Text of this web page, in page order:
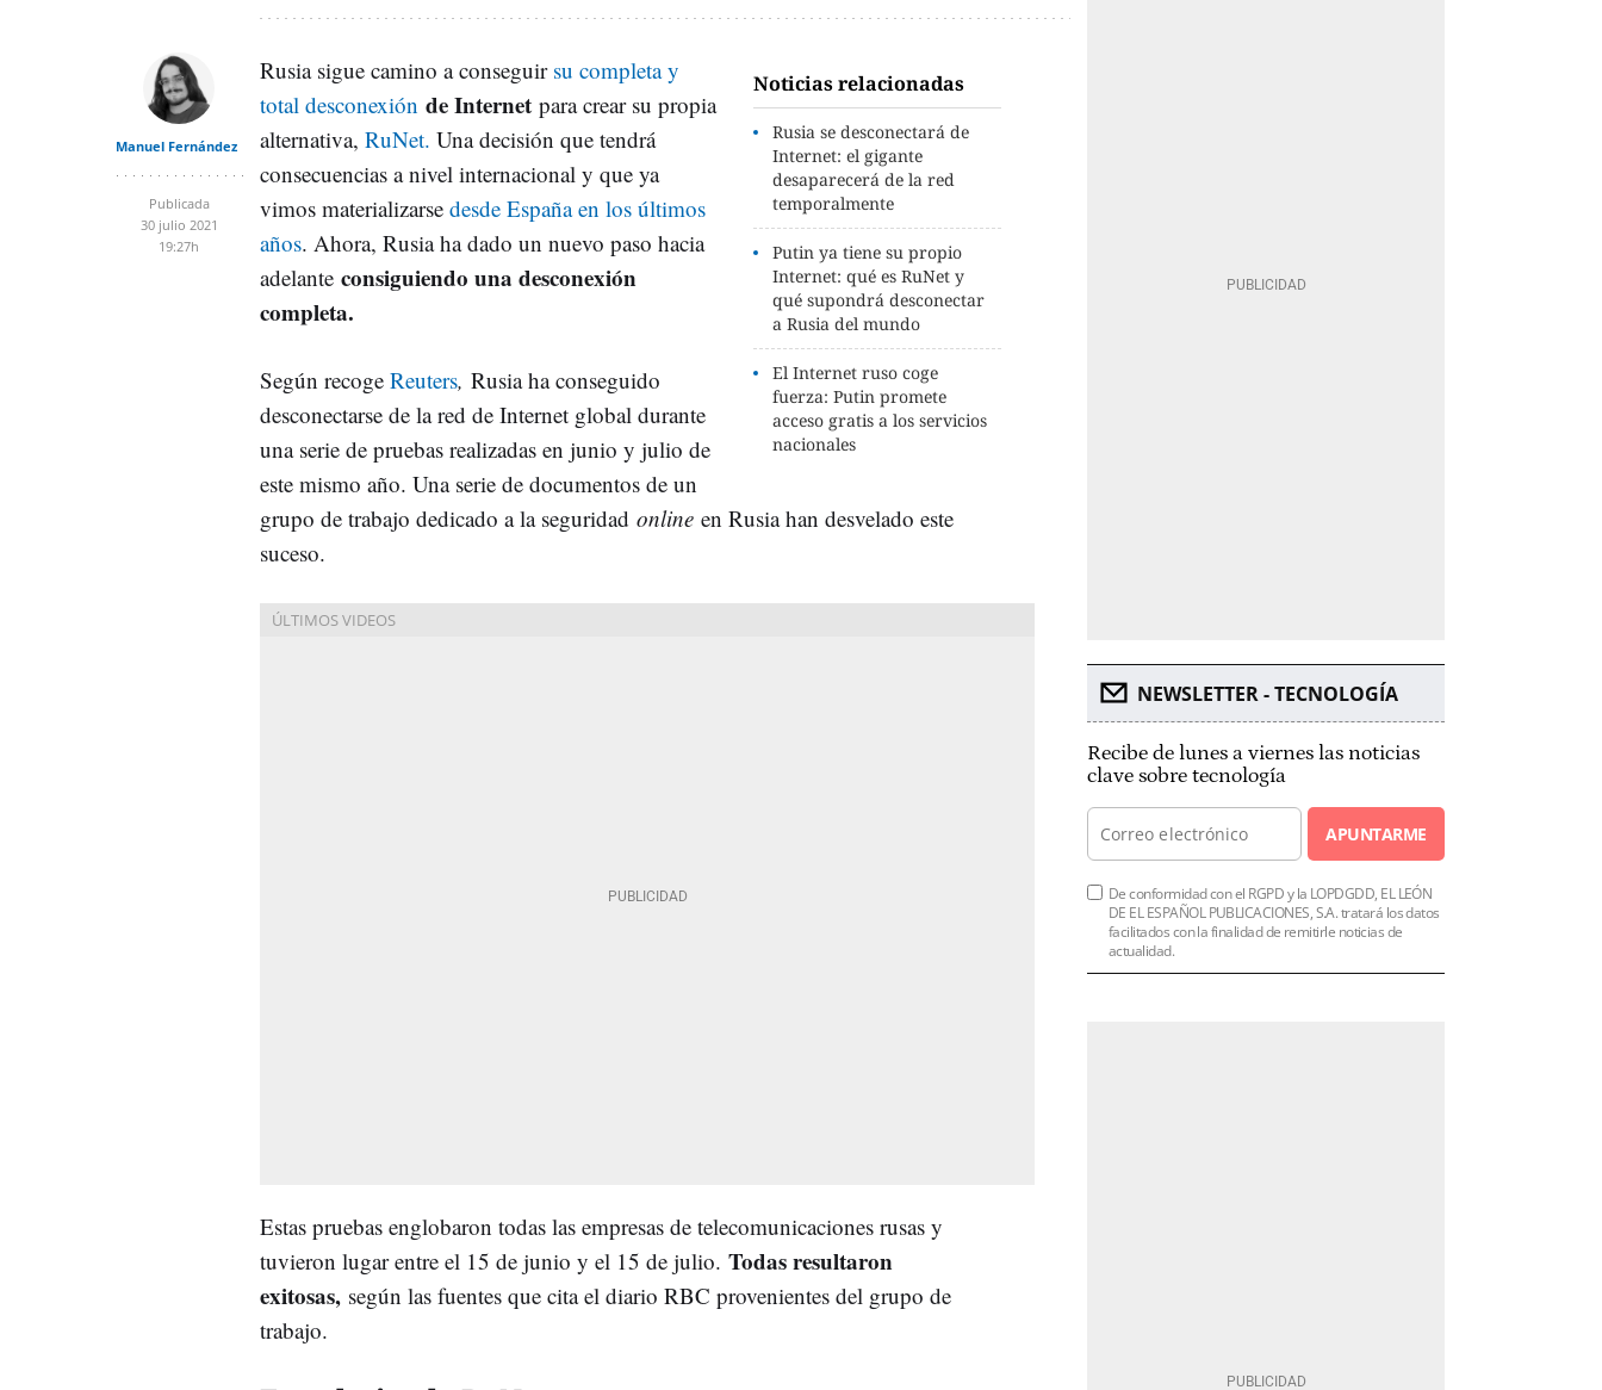
Manuel Fernández
Publicada
30 julio 2021
19:27h
Noticias relacionadas
Rusia se desconectará de
Internet: el gigante
desaparecerá de la red
temporalmente
Putin ya tiene su propio
Internet: qué es RuNet y
qué supondrá desconectar
a Rusia del mundo
El Internet ruso coge
fuerza: Putin promete
acceso gratis a los servicios
nacionales
Rusia sigue camino a conseguir su completa y
total desconexión de Internet para crear su propia
alternativa, RuNet. Una decisión que tendrá
consecuencias a nivel internacional y que ya
vimos materializarse desde España en los últimos
años. Ahora, Rusia ha dado un nuevo paso hacia
adelante consiguiendo una desconexión
completa.
Según recoge Reuters, Rusia ha conseguido
desconectarse de la red de Internet global durante
una serie de pruebas realizadas en junio y julio de
este mismo año. Una serie de documentos de un
grupo de trabajo dedicado a la seguridad online en Rusia han desvelado este
suceso.
Estas pruebas englobaron todas las empresas de telecomunicaciones rusas y
tuvieron lugar entre el 15 de junio y el 15 de julio. Todas resultaron
exitosas, según las fuentes que cita el diario RBC provenientes del grupo de
trabajo.
NEWSLETTER - TECNOLOGÍA
Recibe de lunes a viernes las noticias
clave sobre tecnología
APUNTARME
De conformidad con el RGPD y la LOPDGDD, EL LEÓN
DE EL ESPAÑOL PUBLICACIONES, S.A. tratará los datos
facilitados con la finalidad de remitirle noticias de
actualidad.